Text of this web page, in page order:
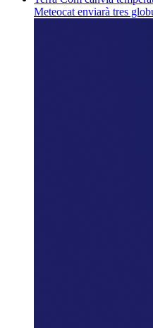
Meteocat enviarà tres